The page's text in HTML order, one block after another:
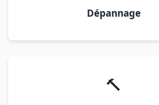
Dépannage
🔨